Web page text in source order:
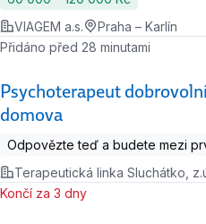
VIAGEM a.s.
Praha – Karlín
Psychoterapeut
domova
Přidáno před 28 minutami
Odpovězte teď a budete mezi
Terapeutická linka Sluchátko,
Končí za 3 dny